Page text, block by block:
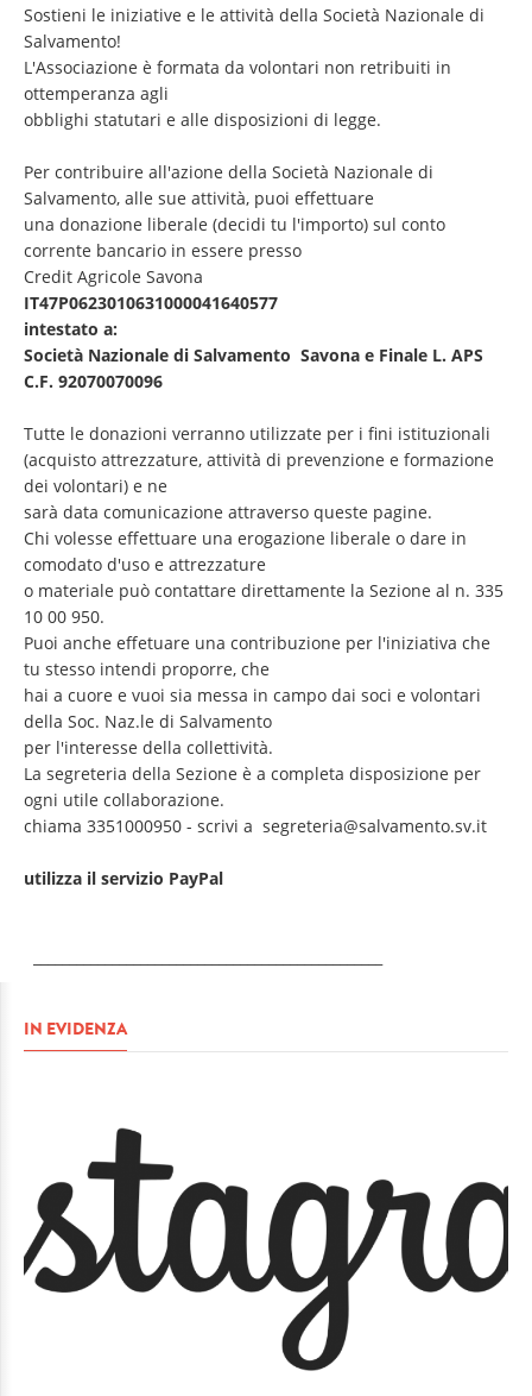
Sostieni le iniziative e le attività della Società Nazionale di
Salvamento!
L'Associazione è formata da volontari non retribuiti in
ottemperanza agli
obblighi statutari e alle disposizioni di legge.
Per contribuire all'azione della Società Nazionale di
Salvamento, alle sue attività, puoi effettuare
una donazione liberale (decidi tu l'importo) sul conto
corrente bancario in essere presso
Credit Agricole Savona
IT47P0623010631000041640577
intestato a:
Società Nazionale di Salvamento Savona e Finale L. APS
C.F. 92070070096
Tutte le donazioni verranno utilizzate per i fini istituzionali
(acquisto attrezzature, attività di prevenzione e formazione
dei volontari) e ne
sarà data comunicazione attraverso queste pagine.
Chi volesse effettuare una erogazione liberale o dare in
comodato d'uso e attrezzature
o materiale può contattare direttamente la Sezione al n. 335
10 00 950.
Puoi anche effetuare una contribuzione per l'iniziativa che
tu stesso intendi proporre, che
hai a cuore e vuoi sia messa in campo dai soci e volontari
della Soc. Naz.le di Salvamento
per l'interesse della collettività.
La segreteria della Sezione è a completa disposizione per
ogni utile collaborazione.
chiama 3351000950 - scrivi a segreteria@salvamento.sv.it
utilizza il servizio PayPal
IN EVIDENZA